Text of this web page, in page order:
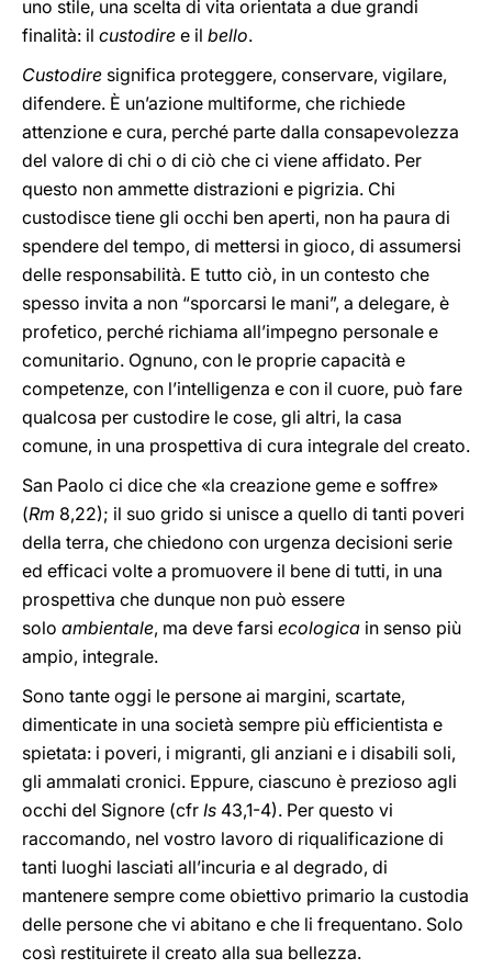
uno stile, una scelta di vita orientata a due grandi
finalità: il custodire e il bello.
Custodire significa proteggere, conservare, vigilare,
difendere. È un’azione multiforme, che richiede
attenzione e cura, perché parte dalla consapevolezza
del valore di chi o di ciò che ci viene affidato. Per
questo non ammette distrazioni e pigrizia. Chi
custodisce tiene gli occhi ben aperti, non ha paura di
spendere del tempo, di mettersi in gioco, di assumersi
delle responsabilità. E tutto ciò, in un contesto che
spesso invita a non “sporcarsi le mani”, a delegare, è
profetico, perché richiama all’impegno personale e
comunitario. Ognuno, con le proprie capacità e
competenze, con l’intelligenza e con il cuore, può fare
qualcosa per custodire le cose, gli altri, la casa
comune, in una prospettiva di cura integrale del creato.
San Paolo ci dice che «la creazione geme e soffre»
(Rm 8,22); il suo grido si unisce a quello di tanti poveri
della terra, che chiedono con urgenza decisioni serie
ed efficaci volte a promuovere il bene di tutti, in una
prospettiva che dunque non può essere
solo ambientale, ma deve farsi ecologica in senso più
ampio, integrale.
Sono tante oggi le persone ai margini, scartate,
dimenticate in una società sempre più efficientista e
spietata: i poveri, i migranti, gli anziani e i disabili soli,
gli ammalati cronici. Eppure, ciascuno è prezioso agli
occhi del Signore (cfr Is 43,1-4). Per questo vi
raccomando, nel vostro lavoro di riqualificazione di
tanti luoghi lasciati all’incuria e al degrado, di
mantenere sempre come obiettivo primario la custodia
delle persone che vi abitano e che li frequentano. Solo
così restituirete il creato alla sua bellezza.